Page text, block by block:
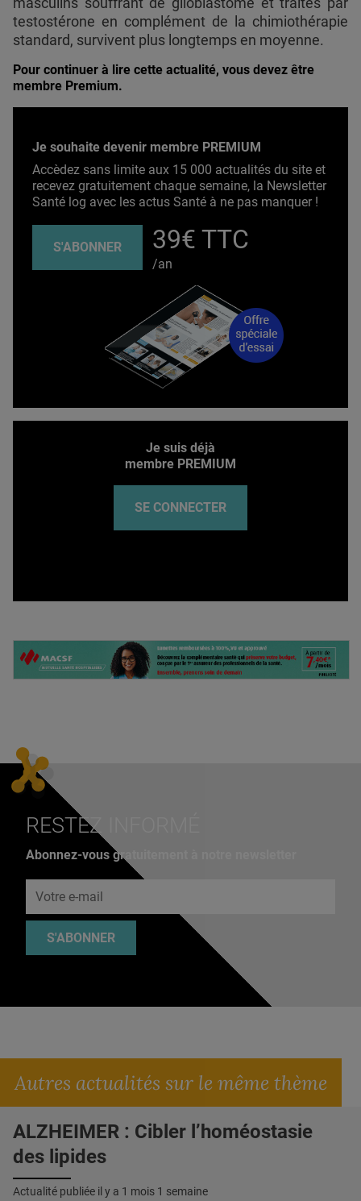
testostérone en complément de la chimiothérapie
standard, survivent plus longtemps en moyenne.
Pour continuer à lire cette actualité, vous devez être
membre Premium.
Je souhaite devenir membre PREMIUM
Accèdez sans limite aux 15 000 actualités du site et
recevez gratuitement chaque semaine, la Newsletter
Santé log avec les actus Santé à ne pas manquer !
S'ABONNER 39€ TTC
/an
Je suis déjà
membre PREMIUM
SE CONNECTER
RESTEZ INFORMÉ
Abonnez-vous gratuitement à notre newsletter
S'ABONNER
Autres actualités sur le même thème
ALZHEIMER : Cibler l’homéostasie
des lipides
Actualité publiée il y a 1 mois 1 semaine